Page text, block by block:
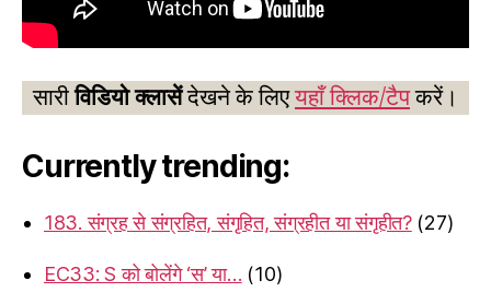
सारीविडियो क्लासेंदेखने के लिएयहाँ क्लिक/टैपकरें।
Currently trending:
183. संग्रह से संग्रहित, संगृहित, संग्रहीत या संगृहीत? (27)
EC33: S को बोलेंगे ‘स’ या… (10)